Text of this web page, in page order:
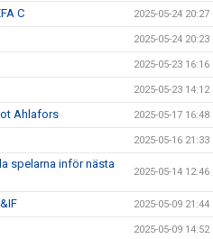
C 2025-05-24 20:27
2025-05-24 20:23
2025-05-23 16:16
2025-05-23 14:12
Ahlafors 2025-05-17 16:48
2025-05-16 21:33
spelarna inför nästa
2025-05-14 12:46
2025-05-09 21:44
2025-05-09 14:52